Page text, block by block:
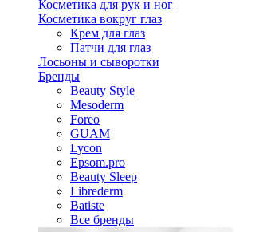
Косметика для рук и ног
Косметика вокруг глаз
Крем для глаз
Патчи для глаз
Лосьоны и сыворотки
Бренды
Beauty Style
Mesoderm
Foreo
GUAM
Lycon
Epsom.pro
Beauty Sleep
Librederm
Batiste
Все бренды